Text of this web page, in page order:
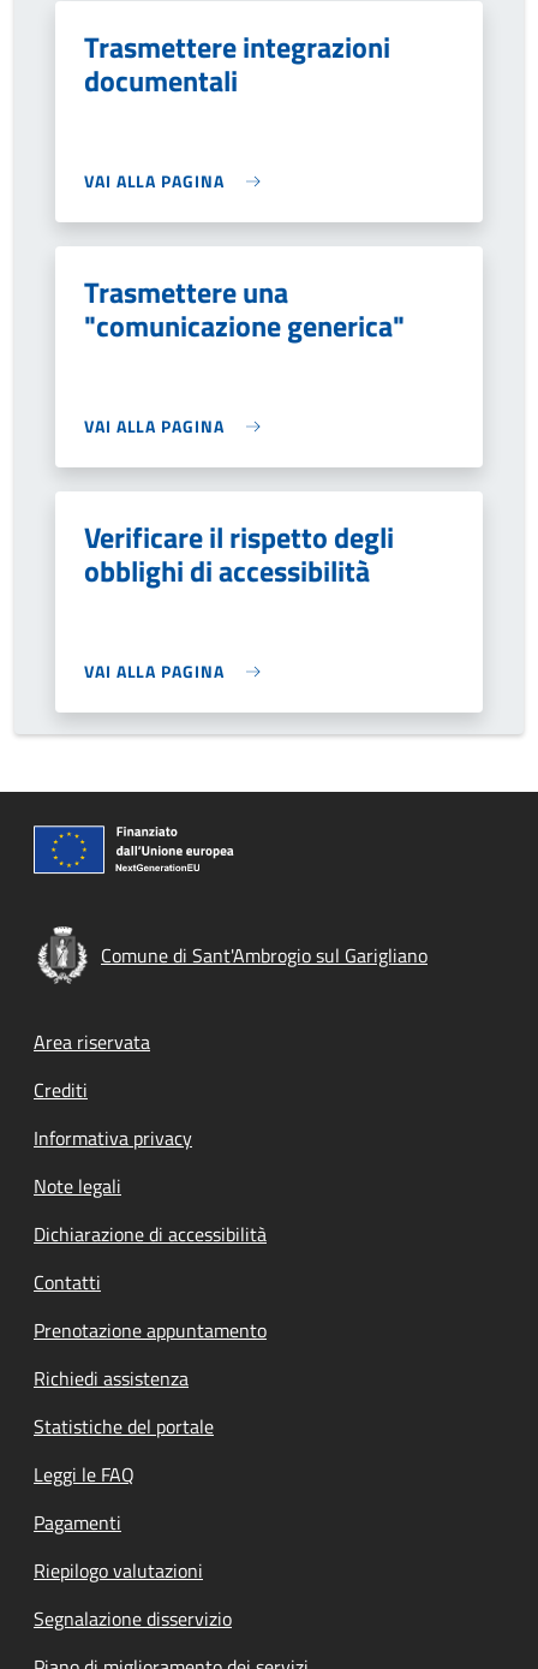
Trasmettere integrazioni
documentali
VAI ALLA PAGINA
Trasmettere una
"comunicazione generica"
VAI ALLA PAGINA
Verificare il rispetto degli
obblighi di accessibilità
VAI ALLA PAGINA
Comune di Sant'Ambrogio sul Garigliano
Footer menu
Area riservata
Crediti
Informativa privacy
Note legali
Dichiarazione di accessibilità
Contatti
Prenotazione appuntamento
Richiedi assistenza
Statistiche del portale
Leggi le FAQ
Pagamenti
Riepilogo valutazioni
Segnalazione disservizio